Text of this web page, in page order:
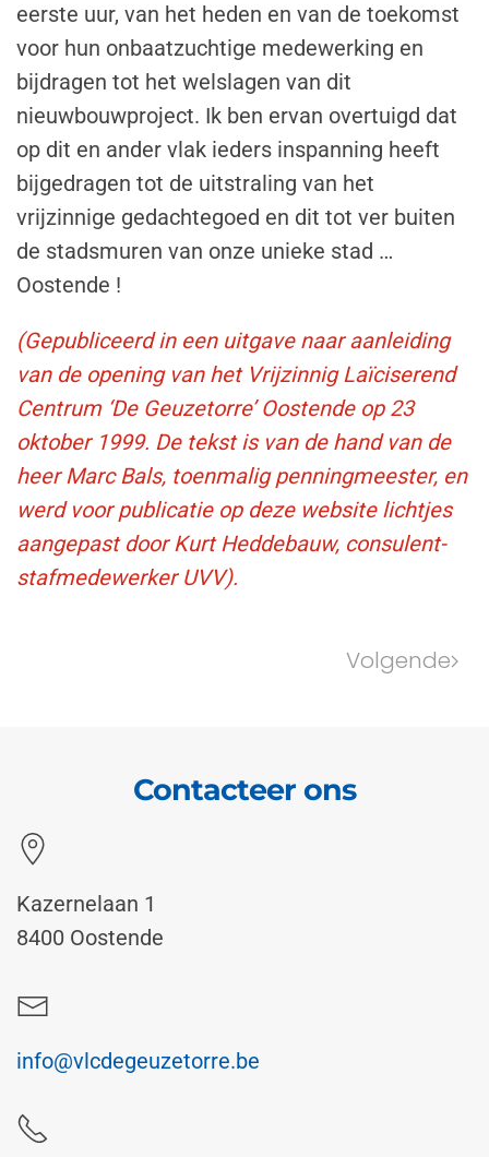
eerste uur, van het heden en van de toekomst
voor hun onbaatzuchtige medewerking en
bijdragen tot het welslagen van dit
nieuwbouwproject. Ik ben ervan overtuigd dat
op dit en ander vlak ieders inspanning heeft
bijgedragen tot de uitstraling van het
vrijzinnige gedachtegoed en dit tot ver buiten
de stadsmuren van onze unieke stad …
Oostende !
(Gepubliceerd in een uitgave naar aanleiding
van de opening van het Vrijzinnig Laïciserend
Centrum ‘De Geuzetorre’ Oostende op 23
oktober 1999. De tekst is van de hand van de
heer Marc Bals, toenmalig penningmeester, en
werd voor publicatie op deze website lichtjes
aangepast door Kurt Heddebauw, consulent-
stafmedewerker UVV).
Volgende
Contacteer ons
Kazernelaan 1
8400 Oostende
info@vlcdegeuzetorre.be